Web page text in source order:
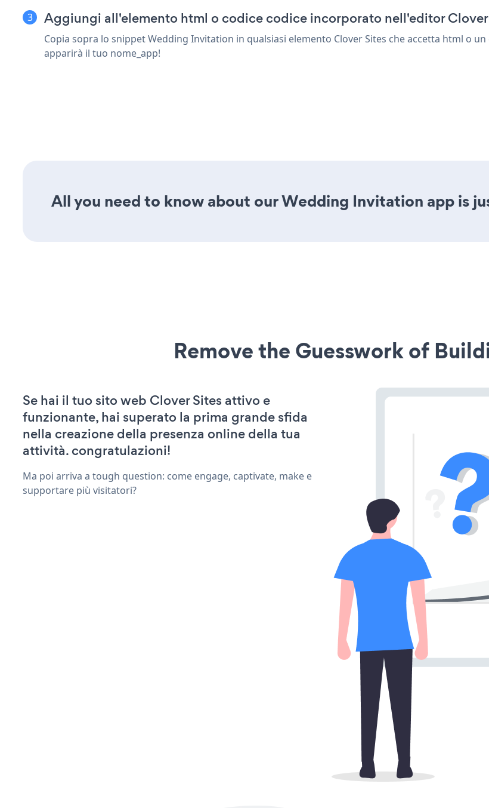
Aggiungi all'elemento html o codice codice incorporato nell'editor Clover
Copia sopra lo snippet Wedding Invitation in qualsiasi elemento Clover Sites che accetta html o
apparirà il tuo nome_app!
All you need to know about our Wedding Invitation app is
Remove the Guesswork of
Se hai il tuo sito web Clover Sites attivo e
funzionante, hai superato la prima grande sfida
nella creazione della presenza online della tua
attività. congratulazioni!
Ma poi arriva a tough question: come engage, captivate, make e
supportare più visitatori?